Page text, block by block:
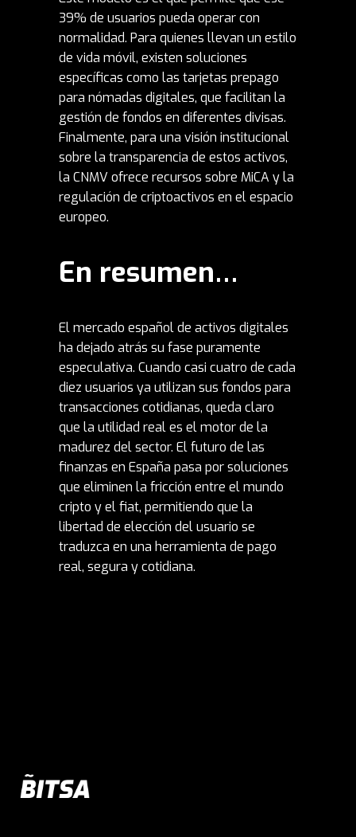
39% de usuarios pueda operar con
normalidad. Para quienes llevan un estilo
de vida móvil, existen soluciones
específicas como las tarjetas prepago
para nómadas digitales, que facilitan la
gestión de fondos en diferentes divisas.
Finalmente, para una visión institucional
sobre la transparencia de estos activos,
la CNMV ofrece recursos sobre MiCA y la
regulación de criptoactivos en el espacio
europeo.
En resumen…
El mercado español de activos digitales
ha dejado atrás su fase puramente
especulativa. Cuando casi cuatro de cada
diez usuarios ya utilizan sus fondos para
transacciones cotidianas, queda claro
que la utilidad real es el motor de la
madurez del sector. El futuro de las
finanzas en España pasa por soluciones
que eliminen la fricción entre el mundo
cripto y el fiat, permitiendo que la
libertad de elección del usuario se
traduzca en una herramienta de pago
real, segura y cotidiana.